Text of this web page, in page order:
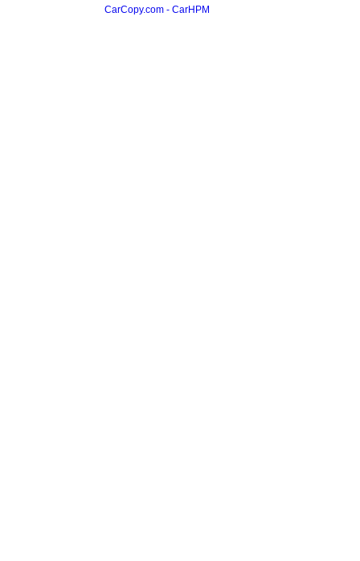
CarCopy.com - CarHPM